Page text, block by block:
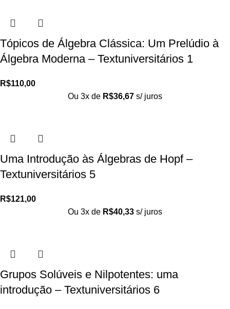
Tópicos de Álgebra Clássica: Um Prelúdio à
Álgebra Moderna – Textuniversitários 1
R$110,00
Ou 3x de R$36,67 s/ juros
Uma Introdução às Álgebras de Hopf –
Textuniversitários 5
R$121,00
Ou 3x de R$40,33 s/ juros
Grupos Solúveis e Nilpotentes: uma
introdução – Textuniversitários 6